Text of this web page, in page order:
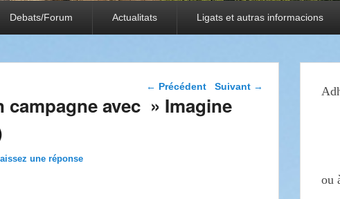
Debats/Forum Actualitats Ligats et autras informacions
Navigation dans les
← Précédent Suivant →
campagne avec » Imagine
une réponse
ou